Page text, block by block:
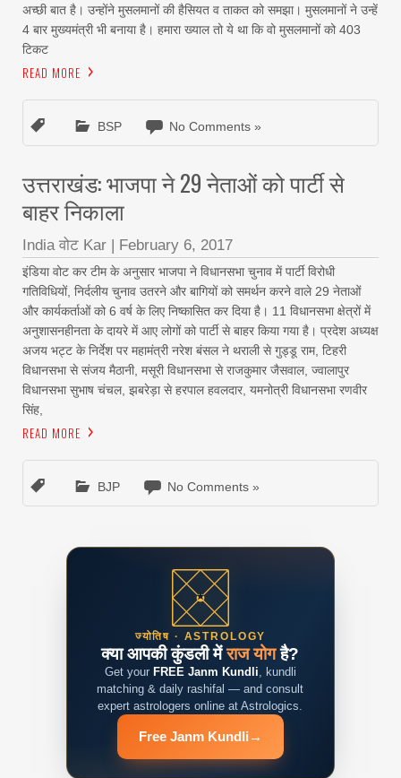
अच्छी बात है। उन्होंने मुसलमानों की हैसियत व ताकत को समझा। मुसलमानों ने उन्हें
4 बार मुख्यमंत्री भी बनाया है। हमारा ख्याल तो ये था कि वो मुसलमानों को 403
टिकट
READ MORE
BSP No Comments »
उत्तराखंड: भाजपा ने 29 नेताओं को पार्टी से
बाहर निकाला
India वोट Kar February 6, 2017
इंडिया वोट कर टीम के अनुसार भाजपा ने विधानसभा चुनाव में पार्टी विरोधी
गतिविधियों, निर्दलीय चुनाव उतरने और बागियों को समर्थन करने वाले 29 नेताओं
और कार्यकर्ताओं को 6 वर्ष के लिए निष्कासित कर दिया है। 11 विधानसभा क्षेत्रों में
अनुशासनहीनता के दायरे में आए लोगों को पार्टी से बाहर किया गया है। प्रदेश अध्यक्ष
अजय भट्ट के निर्देश पर महामंत्री नरेश बंसल ने थराली से गुड्डू राम, टिहरी
विधानसभा से संजय मैठानी, मसूरी विधानसभा से राजकुमार जैसवाल, ज्वालापुर
विधानसभा सुभाष चंचल, झबरेड़ा से हरपाल हवलदार, यमनोत्री विधानसभा रणवीर
सिंह,
READ MORE
BJP No Comments »
ज्योतिष · ASTROLOGY
क्या आपकी कुंडली मेंराज योगहै?
Get your FREE Janm Kundli, kundli
matching & daily rashifal — and consult
expert astrologers online at Astrologics.
Free Janm Kundli →